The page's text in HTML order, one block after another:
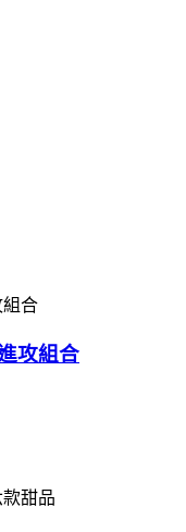
攻組合